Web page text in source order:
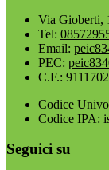
Via Gioberti,
Tel:
Email:
PEC:
C.F.:
Codice
Codice IPA:
Seguici su